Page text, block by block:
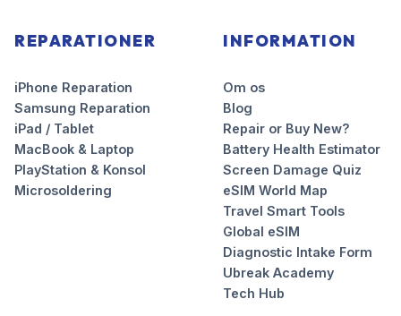
REPARATIONER
iPhone Reparation
Samsung Reparation
iPad / Tablet
MacBook & Laptop
PlayStation & Konsol
Microsoldering
INFORMATION
Om os
Blog
Repair or Buy New?
Battery Health Estimator
Screen Damage Quiz
eSIM World Map
Travel Smart Tools
Global eSIM
Diagnostic Intake Form
Ubreak Academy
Tech Hub